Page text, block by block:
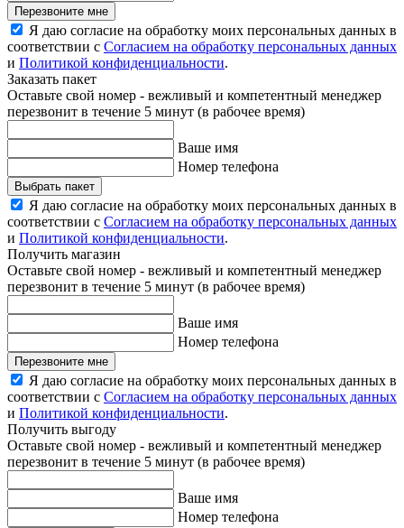
Перезвоните мне
Я даю согласие на обработку моих персональных данных в
соответствии с Согласием на обработку персональных данных
и Политикой конфиденциальности.
Заказать пакет
Оставьте свой номер - вежливый и компетентный менеджер
перезвонит в течение 5 минут (в рабочее время)
Ваше имя
Номер телефона
Выбрать пакет
Я даю согласие на обработку моих персональных данных в
соответствии с Согласием на обработку персональных данных
и Политикой конфиденциальности.
Получить магазин
Оставьте свой номер - вежливый и компетентный менеджер
перезвонит в течение 5 минут (в рабочее время)
Ваше имя
Номер телефона
Перезвоните мне
Я даю согласие на обработку моих персональных данных в
соответствии с Согласием на обработку персональных данных
и Политикой конфиденциальности.
Получить выгоду
Оставьте свой номер - вежливый и компетентный менеджер
перезвонит в течение 5 минут (в рабочее время)
Ваше имя
Номер телефона